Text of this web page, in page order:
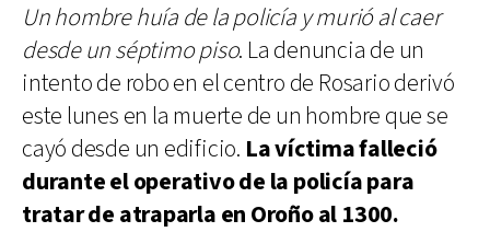
Un hombre huía de la policía y murió al caer
desde un séptimo piso. La denuncia de un
intento de robo en el centro de Rosario derivó
este lunes en la muerte de un hombre que se
cayó desde un edificio. La víctima falleció
durante el operativo de la policía para
tratar de atraparla en Oroño al 1300.